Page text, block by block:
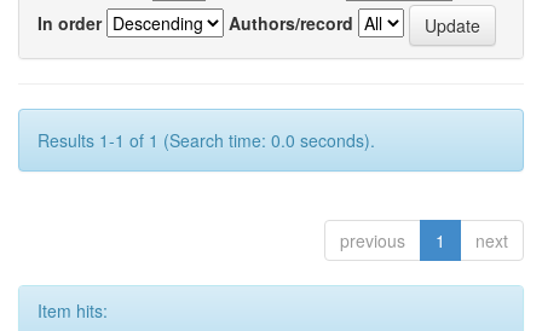
In order
Authors/record
Results 1-1 of 1 (Search time: 0.0 seconds).
previous 1 next
Item hits: